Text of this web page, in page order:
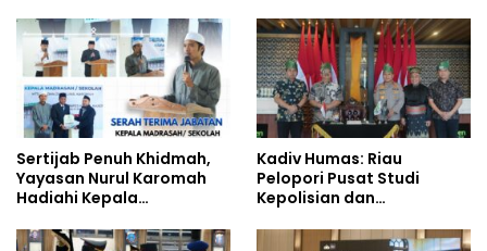
Studi Kepolisian
Era Digital
Sertijab Penuh Khidmah,
Yayasan Nurul Karomah
Hadiahi Kepala
Umrah
Kadiv Humas: Riau
Pelopori Pusat Studi
Kepolisian dan
Policing Masuki Babak